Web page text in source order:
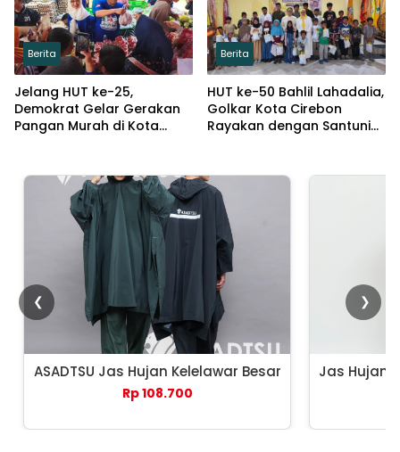
Berita
Jelang HUT ke-25,
Demokrat Gelar Gerakan
Pangan Murah di Kota
Berita
HUT ke-50 Bahlil Lahadalia,
Golkar Kota Cirebon
Rayakan dengan Santuni
❮
ASADTSU Jas Hujan Kelelawar Besar
Rp 108.700
Jas Hujan
❯